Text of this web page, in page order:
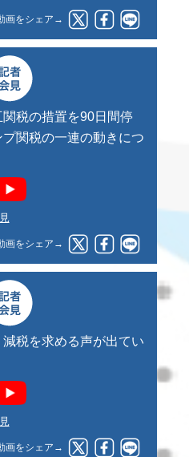
画をシェア→
関税の措置を90日間停
関税の一連の動きにつ
画をシェア→
税を求める声が出てい
画をシェア→